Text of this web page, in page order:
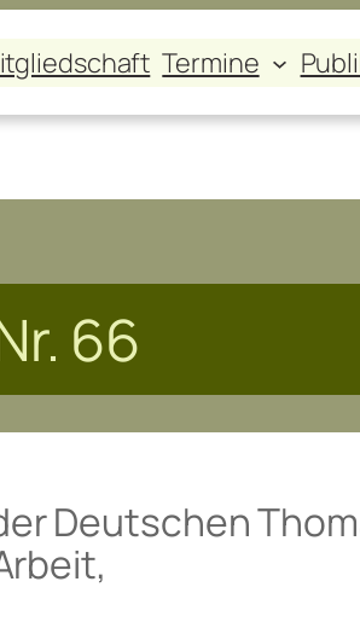
Termine
66
Deutschen